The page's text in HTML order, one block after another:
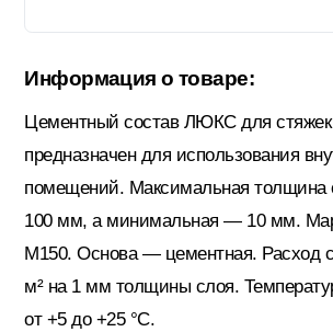
Декоративные штукатурки
Картон; Плёнки; Мешки для
Краски; Грунтовки; Пропитки
Информация о товаре:
Цементный состав ЛЮКС для стяжек
предназначен для использования
помещений. Максимальная толщина
100 мм, а минимальная — 10 мм.
М150. Основа — цементная. Расход
м² на 1 мм толщины слоя.
от +5 до +25 °C.